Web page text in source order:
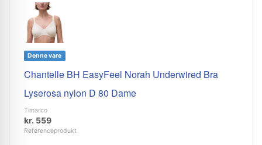
Denne vare
Chantelle BH EasyFeel Norah Underwired Bra
Lyserosa nylon D 80 Dame
Timarco
kr. 559
Referenceprodukt